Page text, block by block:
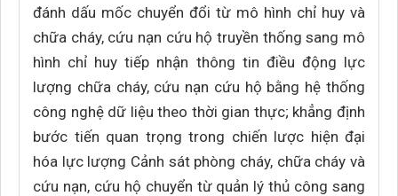
đánh dấu mốc chuyển đổi từ mô hình chỉ huy và
chữa cháy, cứu nạn cứu hộ truyền thống sang mô
hình chỉ huy tiếp nhận thông tin điều động lực
lượng chữa cháy, cứu nạn cứu hộ bằng hệ thống
công nghệ dữ liệu theo thời gian thực; khẳng định
bước tiến quan trọng trong chiến lược hiện đại
hóa lực lượng Cảnh sát phòng cháy, chữa cháy và
cứu nạn, cứu hộ chuyển từ quản lý thủ công sang